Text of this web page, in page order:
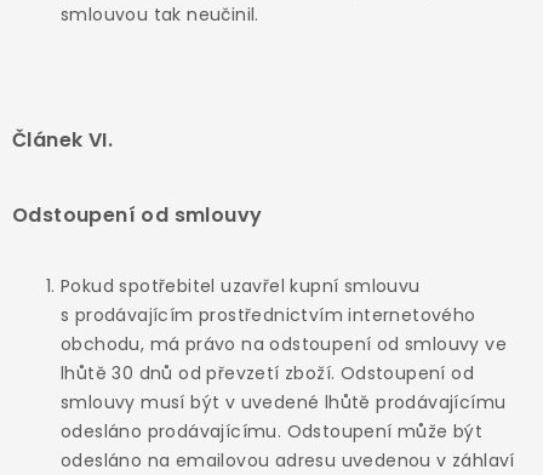
smlouvou tak neučinil.
Článek VI.
Odstoupení od smlouvy
Pokud spotřebitel uzavřel kupní smlouvu
s prodávajícím prostřednictvím internetového
obchodu, má právo na odstoupení od smlouvy ve
lhůtě 30 dnů od převzetí zboží. Odstoupení od
smlouvy musí být v uvedené lhůtě prodávajícímu
odesláno prodávajícímu. Odstoupení může být
odesláno na emailovou adresu uvedenou v záhlaví